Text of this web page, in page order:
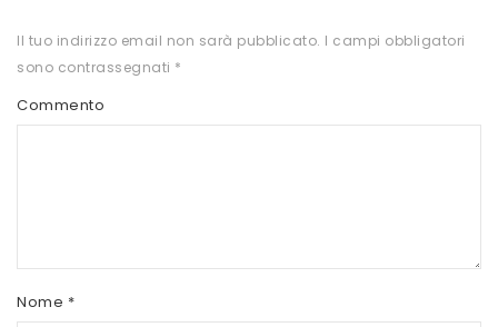
NATIVA INTEGRATORI
NATURAL POINT
PRO ACTION
SCITEC NUTRITION
Il tuo indirizzo email non sarà pubblicato. I campi obbligatori
sono contrassegnati *
Commento
Nome *